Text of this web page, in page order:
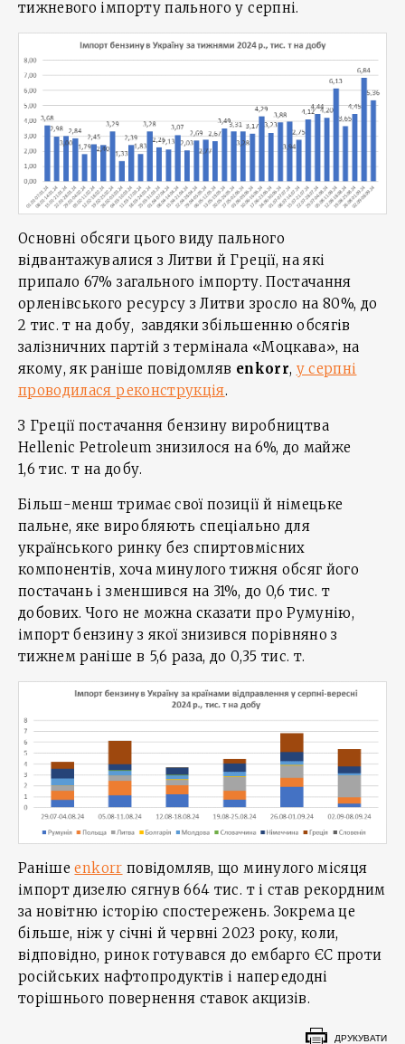
тижневого імпорту пального у серпні.
Основні обсяги цього виду пального
відвантажувалися з Литви й Греції, на які
припало 67% загального імпорту. Постачання
орленівського ресурсу з Литви зросло на 80%, до
2 тис. т на добу, завдяки збільшенню обсягів
залізничних партій з термінала «Моцкава», на
якому, як раніше повідомляв enkorr, у серпні
проводилася реконструкція.
З Греції постачання бензину виробництва
Hellenic Petroleum знизилося на 6%, до майже
1,6 тис. т на добу.
Більш-менш тримає свої позиції й німецьке
пальне, яке виробляють спеціально для
українського ринку без спиртовмісних
компонентів, хоча минулого тижня обсяг його
постачань і зменшився на 31%, до 0,6 тис. т
добових. Чого не можна сказати про Румунію,
імпорт бензину з якої знизився порівняно з
тижнем раніше в 5,6 раза, до 0,35 тис. т.
Ранішеenkorr повідомляв, що минулого місяця
імпорт дизелю сягнув 664 тис. т і став рекордним
за новітню історію спостережень. Зокрема це
більше, ніж у січні й червні 2023 року, коли,
відповідно, ринок готувався до ембарго ЄС проти
російських нафтопродуктів і напередодні
торішнього повернення ставок акцизів.
ДРУКУВАТИ